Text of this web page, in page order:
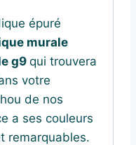
épuré
murale
g9 qui trouvera
votre
de nos
a ses couleurs
remarquables.